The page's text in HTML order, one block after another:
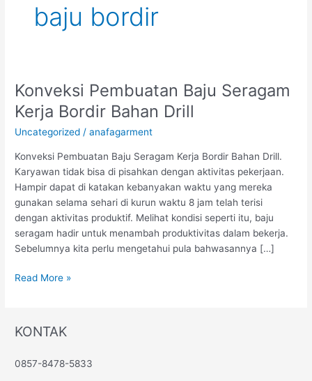
baju bordir
Konveksi Pembuatan Baju Seragam
Kerja Bordir Bahan Drill
Uncategorized /anafagarment
Konveksi Pembuatan Baju Seragam Kerja Bordir Bahan Drill.
Karyawan tidak bisa di pisahkan dengan aktivitas pekerjaan.
Hampir dapat di katakan kebanyakan waktu yang mereka
gunakan selama sehari di kurun waktu 8 jam telah terisi
dengan aktivitas produktif. Melihat kondisi seperti itu, baju
seragam hadir untuk menambah produktivitas dalam bekerja.
Sebelumnya kita perlu mengetahui pula bahwasannya […]
Konveksi
Pembuatan
Baju
Seragam
Bahan
Read More »
KONTAK
0857-8478-5833